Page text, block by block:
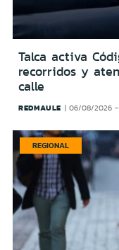
Talca activa
recorridos y
calle
REDMAULE 06/08/2026 -
REGIONAL